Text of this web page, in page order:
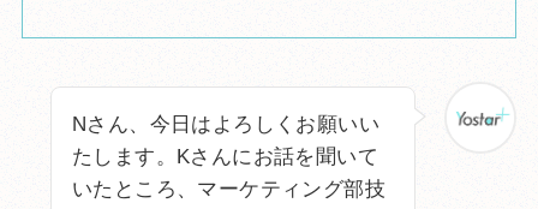
Nさん、今日はよろしくお願いい
たします。Kさんにお話を聞いて
いたところ、マーケティング部技